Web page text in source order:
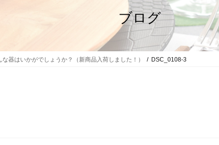
ブログ
器はいかがでしょうか？（新商品入荷しました！） DSC_0108-3